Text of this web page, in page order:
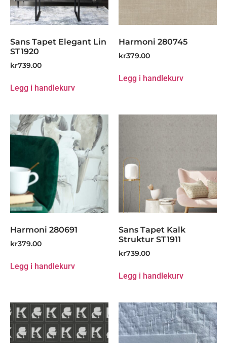
Sans Tapet Elegant Lin
ST1920
kr739.00
Legg i handlekurv
Harmoni 280745
kr379.00
Legg i handlekurv
Harmoni 280691
kr379.00
Legg i handlekurv
Sans Tapet Kalk
Struktur ST1911
kr739.00
Legg i handlekurv